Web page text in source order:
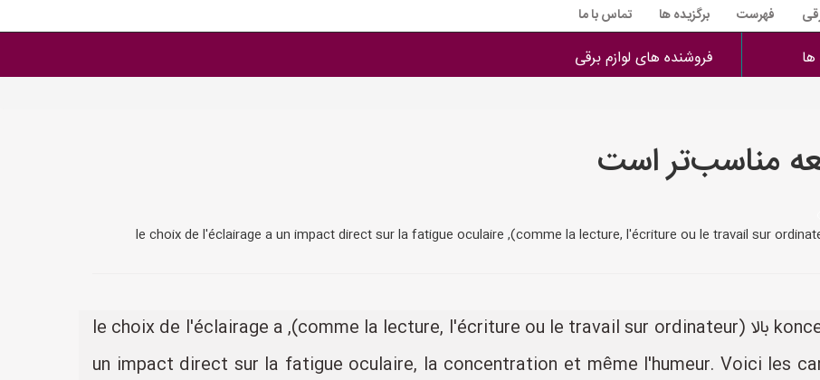
فهرست برگزیده ها تماس با ما
فروشنده های لوازم برقی
مناسب‌تر است
برای مطالعه و کارهای nécessیت koncentrasyon بالا (comme la lecture, l'écriture ou le travail sur ordinateur), le choix de l'éclairage a
un impact direct sur la fatigue oculaire, la concentration et même l'humeur. Voici les